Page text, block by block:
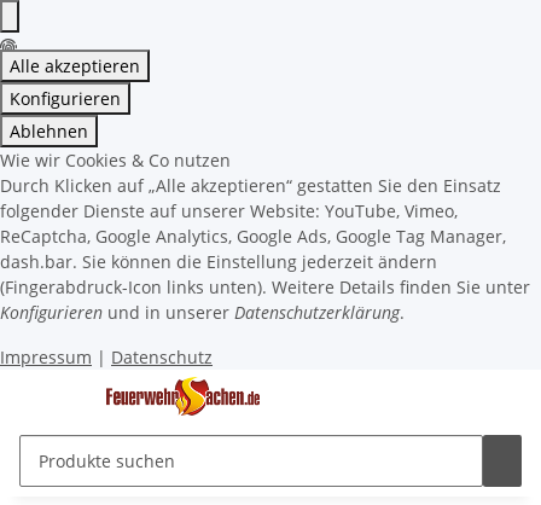
Alle akzeptieren
Konfigurieren
Ablehnen
Wie wir Cookies & Co nutzen
Durch Klicken auf „Alle akzeptieren“ gestatten Sie den Einsatz
folgender Dienste auf unserer Website: YouTube, Vimeo,
ReCaptcha, Google Analytics, Google Ads, Google Tag Manager,
dash.bar. Sie können die Einstellung jederzeit ändern
(Fingerabdruck-Icon links unten). Weitere Details finden Sie unter
Konfigurieren und in unserer Datenschutzerklärung.
Impressum | Datenschutz